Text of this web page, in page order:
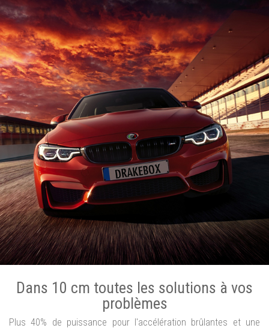
Dans 10 cm toutes les solutions à vos
problèmes
Plus 40% de puissance pour l'accélération brûlantes et une